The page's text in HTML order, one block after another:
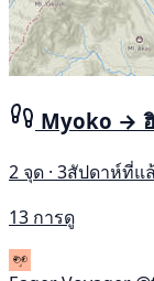
Myoko →
2 จุด · 3สัปดาห์ที่แ
13 การดู